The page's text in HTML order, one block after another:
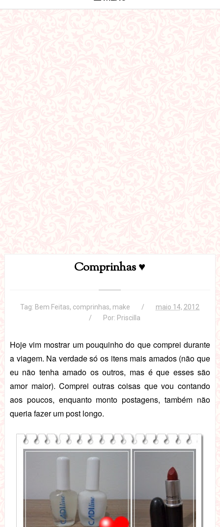
Comprinhas ♥
Tag: Bem Feitas, comprinhas, make
maio 14, 2012
Por: Priscilla
Hoje vim mostrar um pouquinho do que comprei durante
a viagem. Na verdade só os itens mais amados (não que
eu não tenha amado os outros, mas é que esses são
amor maior). Comprei outras coisas que vou contando
aos poucos, enquanto monto postagens, também não
queria fazer um post longo.